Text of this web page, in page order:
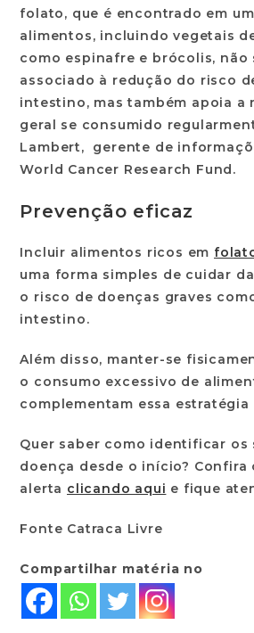
folato, que é encontrado em
alimentos, incluindo vegetais
como espinafre e brócolis, não
associado à redução do risco
intestino, mas também apoia a
geral se consumido
Lambert, gerente de
World Cancer Research Fund.
Prevenção eficaz
Incluir alimentos ricos em
uma forma simples de cuidar
o risco de doenças graves
intestino.
Além disso, manter-se
o consumo excessivo de
complementam essa
Quer saber como identificar os
doença desde o início? Confira
alerta clicando aqui e fique
Fonte Catraca Livre
Compartilhar matéria no